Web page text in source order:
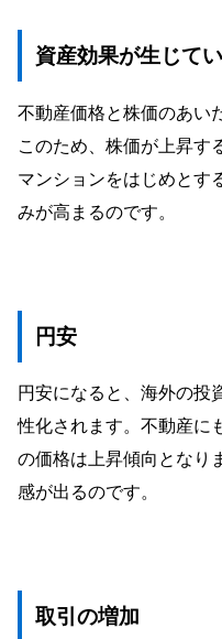
資産効果が生じて
不動産価格と株価のあい
このため、株価が上昇す
マンションをはじめとす
みが高まるのです。
円安
円安になると、海外の投
性化されます。不動産に
の価格は上昇傾向となり
感が出るのです。
取引の増加